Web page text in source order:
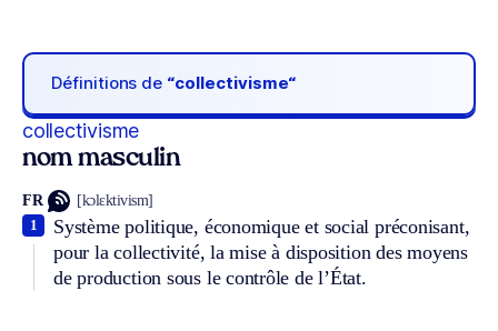
Définitions de “collectivisme“
collectivisme
nom masculin
FR [kɔlɛktivism]
Système politique, économique et social préconisant,
pour la collectivité, la mise à disposition des moyens
de production sous le contrôle de l’État.
1